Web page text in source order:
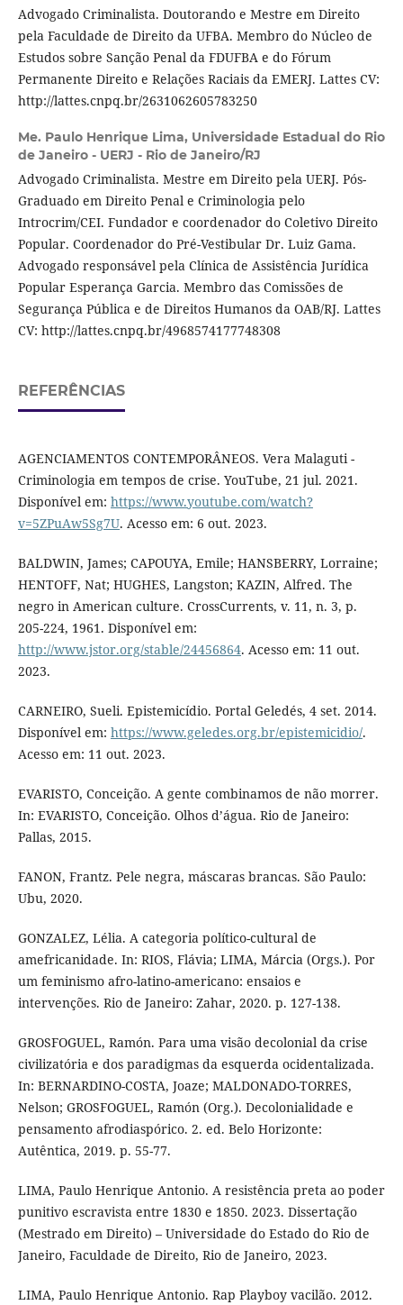
Advogado Criminalista. Doutorando e Mestre em Direito
pela Faculdade de Direito da UFBA. Membro do Núcleo de
Estudos sobre Sanção Penal da FDUFBA e do Fórum
Permanente Direito e Relações Raciais da EMERJ. Lattes CV:
http://lattes.cnpq.br/2631062605783250
Me. Paulo Henrique Lima, Universidade Estadual do Rio
de Janeiro - UERJ - Rio de Janeiro/RJ
Advogado Criminalista. Mestre em Direito pela UERJ. Pós-
Graduado em Direito Penal e Criminologia pelo
Introcrim/CEI. Fundador e coordenador do Coletivo Direito
Popular. Coordenador do Pré-Vestibular Dr. Luiz Gama.
Advogado responsável pela Clínica de Assistência Jurídica
Popular Esperança Garcia. Membro das Comissões de
Segurança Pública e de Direitos Humanos da OAB/RJ. Lattes
CV: http://lattes.cnpq.br/4968574177748308
REFERÊNCIAS
AGENCIAMENTOS CONTEMPORÂNEOS. Vera Malaguti -
Criminologia em tempos de crise. YouTube, 21 jul. 2021.
Disponível em: https://www.youtube.com/watch?
v=5ZPuAw5Sg7U. Acesso em: 6 out. 2023.
BALDWIN, James; CAPOUYA, Emile; HANSBERRY, Lorraine;
HENTOFF, Nat; HUGHES, Langston; KAZIN, Alfred. The
negro in American culture. CrossCurrents, v. 11, n. 3, p.
205-224, 1961. Disponível em:
http://www.jstor.org/stable/24456864. Acesso em: 11 out.
2023.
CARNEIRO, Sueli. Epistemicídio. Portal Geledés, 4 set. 2014.
Disponível em: https://www.geledes.org.br/epistemicidio/.
Acesso em: 11 out. 2023.
EVARISTO, Conceição. A gente combinamos de não morrer.
In: EVARISTO, Conceição. Olhos d’água. Rio de Janeiro:
Pallas, 2015.
FANON, Frantz. Pele negra, máscaras brancas. São Paulo:
Ubu, 2020.
GONZALEZ, Lélia. A categoria político-cultural de
amefricanidade. In: RIOS, Flávia; LIMA, Márcia (Orgs.). Por
um feminismo afro-latino-americano: ensaios e
intervenções. Rio de Janeiro: Zahar, 2020. p. 127-138.
GROSFOGUEL, Ramón. Para uma visão decolonial da crise
civilizatória e dos paradigmas da esquerda ocidentalizada.
In: BERNARDINO-COSTA, Joaze; MALDONADO-TORRES,
Nelson; GROSFOGUEL, Ramón (Org.). Decolonialidade e
pensamento afrodiaspórico. 2. ed. Belo Horizonte:
Autêntica, 2019. p. 55-77.
LIMA, Paulo Henrique Antonio. A resistência preta ao poder
punitivo escravista entre 1830 e 1850. 2023. Dissertação
(Mestrado em Direito) – Universidade do Estado do Rio de
Janeiro, Faculdade de Direito, Rio de Janeiro, 2023.
LIMA, Paulo Henrique Antonio. Rap Playboy vacilão. 2012.